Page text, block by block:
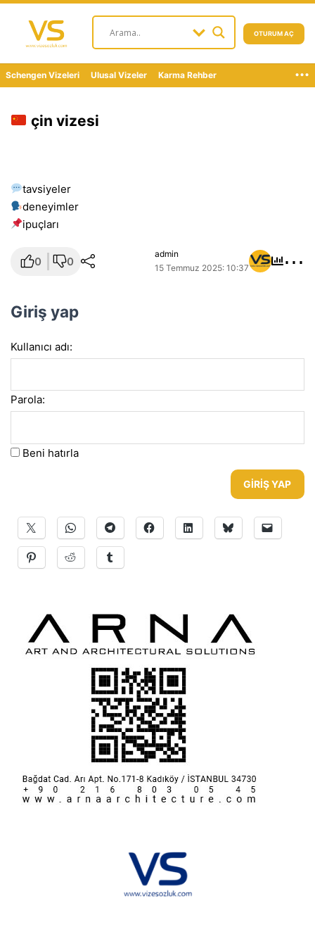
OTURUM AÇ
Schengen Vizeleri Ulusal Vizeler Karma Rehber ...
çin vizesi
tavsiyeler
deneyimler
i̇puçları
0 0
admin
15 Temmuz 2025: 10:37
⋯
Giriş yap
Kullanıcı adı:
Parola:
Beni hatırla
GIRIŞ YAP